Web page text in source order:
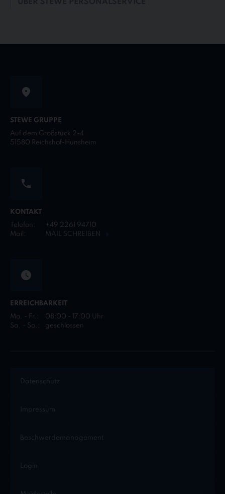
STEWE GRUPPE
Auf dem Großstück 2-4
51580 Reichshof-Hunsheim
KONTAKT
Telefon:
+49 2261 94710
Mail:
MAIL SCHREIBEN
ERREICHBARKEIT
Mo. - Fr.:
08:00 - 17:00 Uhr
Sa. - So.:
geschlossen
Datenschutz
Impressum
Beschwerdemanagement
Login